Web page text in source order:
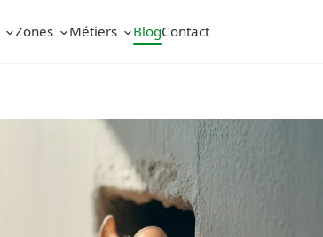
Zones Métiers BlogContact